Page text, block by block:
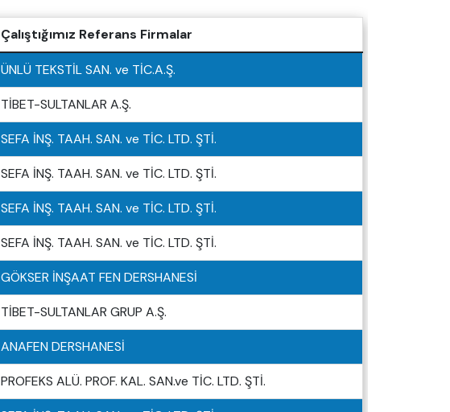
Çalıştığımız Referans Firmalar
ÜNLÜ TEKSTİL SAN. ve TİC.A.Ş.
TİBET-SULTANLAR A.Ş.
SEFA İNŞ. TAAH. SAN. ve TİC. LTD. ŞTİ.
SEFA İNŞ. TAAH. SAN. ve TİC. LTD. ŞTİ.
SEFA İNŞ. TAAH. SAN. ve TİC. LTD. ŞTİ.
SEFA İNŞ. TAAH. SAN. ve TİC. LTD. ŞTİ.
GÖKSER İNŞAAT FEN DERSHANESİ
TİBET-SULTANLAR GRUP A.Ş.
ANAFEN DERSHANESİ
PROFEKS ALÜ. PROF. KAL. SAN.ve TİC. LTD. ŞTİ.